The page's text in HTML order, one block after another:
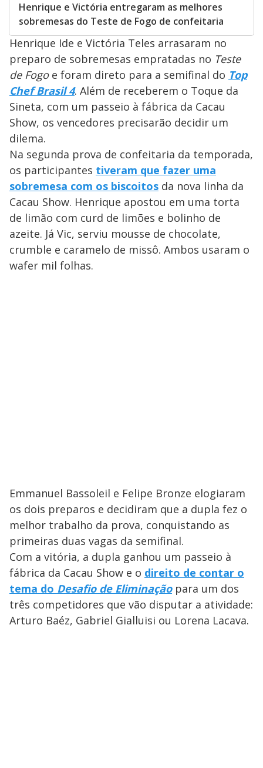
Henrique e Victória entregaram as melhores
sobremesas do Teste de Fogo de confeitaria
Henrique Ide e Victória Teles arrasaram no
preparo de sobremesas empratadas no Teste
de Fogoe foram direto para a semifinal do Top
Chef Brasil 4. Além de receberem o Toque da
Sineta, com um passeio à fábrica da Cacau
Show, os vencedores precisarão decidir um
dilema.
Na segunda prova de confeitaria da temporada,
os participantes tiveram que fazer uma
sobremesa com os biscoitos da nova linha da
Cacau Show. Henrique apostou em uma torta
de limão com curd de limões e bolinho de
azeite. Já Vic, serviu mousse de chocolate,
crumble e caramelo de missô. Ambos usaram o
wafer mil folhas.
Emmanuel Bassoleil e Felipe Bronze elogiaram
os dois preparos e decidiram que a dupla fez o
melhor trabalho da prova, conquistando as
primeiras duas vagas da semifinal.
Com a vitória, a dupla ganhou um passeio à
fábrica da Cacau Show e o direito de contar o
tema do Desafio de Eliminaçãopara um dos
três competidores que vão disputar a atividade:
Arturo Baéz, Gabriel Gialluisi ou Lorena Lacava.